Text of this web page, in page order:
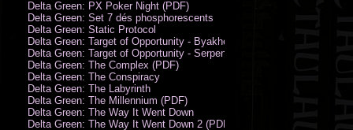
Delta Green: PX Poker Night (PDF)
Delta Green: Set 7 dés phosphorescents
Delta Green: Static Protocol
Delta Green: Target of Opportunity - Byakhee
Delta Green: Target of Opportunity - Serpent Man
Delta Green: The Complex (PDF)
Delta Green: The Conspiracy
Delta Green: The Labyrinth
Delta Green: The Millennium (PDF)
Delta Green: The Way It Went Down
Delta Green: The Way It Went Down 2 (PDF)